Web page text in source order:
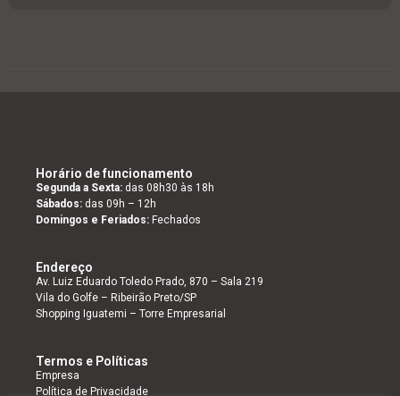
Horário de funcionamento
Segunda a Sexta: das 08h30 às 18h
Sábados: das 09h – 12h
Domingos e Feriados: Fechados
Endereço
Av. Luiz Eduardo Toledo Prado, 870 – Sala 219
Vila do Golfe – Ribeirão Preto/SP
Shopping Iguatemi – Torre Empresarial
Termos e Políticas
Empresa
Política de Privacidade